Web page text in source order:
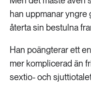
han uppmanar
återta sin bestulna
Han poängterar ett
mer komplicerad än
sextio- och